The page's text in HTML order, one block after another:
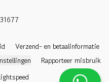
Verzend- en betaalinformatie
Rapporteer misbruik